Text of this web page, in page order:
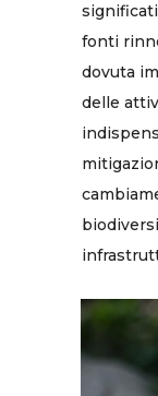
fonti
dovuta
delle